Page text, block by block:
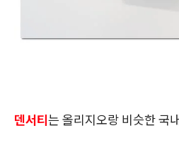
덴서티는 올리지오랑 비슷한 국